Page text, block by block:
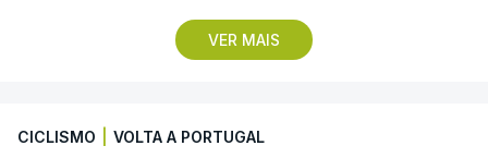
VER MAIS
CICLISMO VOLTA A PORTUGAL